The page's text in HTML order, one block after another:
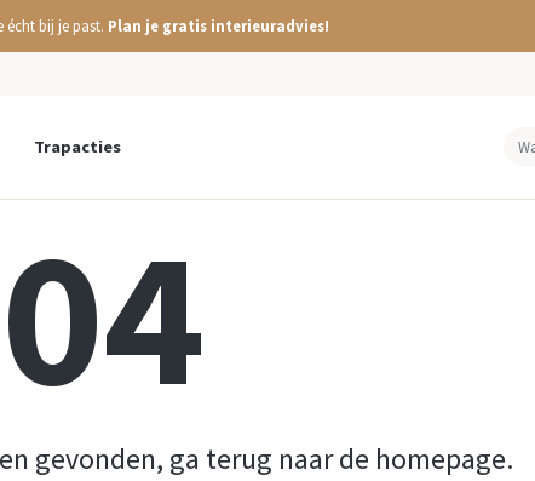
écht bij je past. Plan je gratis interieuradvies!
Trapacties
gevonden, ga terug naar de homepage.